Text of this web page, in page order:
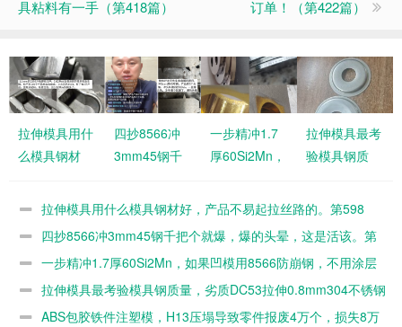
具粘料有一手（第418篇）
订单！（第422篇）
拉伸模具用什
么模具钢材
起拉丝路的。
四抄8566冲
3mm45钢千
的头晕，这是
篇
一步精冲1.7
厚60Si2Mn，
8566防崩
的。第596篇
拉伸模具最考
验模具钢质
DC53拉伸
锈钢几百个就
毛了。第595
篇
拉伸模具用什么模具钢材好，产品不易起拉丝路的。第598
篇
四抄8566冲3mm45钢千把个就爆，爆的头晕，这是活该。第
597篇一步精冲1.7厚60Si2Mn，如果凹模用8566防崩钢，不用涂层
的。第596篇
拉伸模具最考验模具钢质量，劣质DC53拉伸0.8mm304不锈钢
几百个就毛了。第595篇
ABS包胶铁件注塑模，H13压塌导致零件报废4万个，损失8万